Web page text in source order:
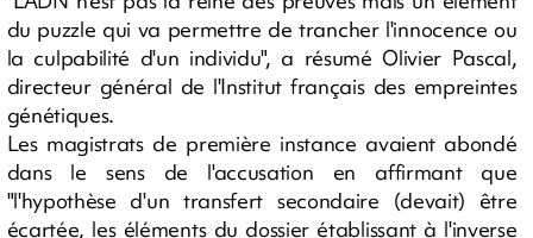
du puzzle qui va permettre de trancher l'innocence ou
la culpabilité d'un individu", a résumé Olivier Pascal,
directeur général de l'Institut français des empreintes
génétiques.
Les magistrats de première instance avaient abondé
dans le sens de l'accusation en affirmant que
"l'hypothèse d'un transfert secondaire (devait) être
écartée, les éléments du dossier établissant à l'inverse